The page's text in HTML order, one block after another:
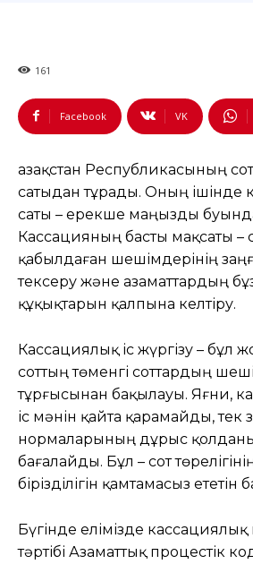
161
Facebook VK
Қазақстан Республикасының
сатыдан тұрады. Оның ішінде
саты – ерекше маңызды
Кассацияның басты мақсаты –
қабылдаған шешімдерінің
тексеру және азаматтардың
құқықтарын қалпына келтіру.
Кассациялық іс жүргізу – бұл
соттың төменгі соттардың
тұрғысынан бақылауы. Яғни,
іс мәнін қайта қарамайды, тек
нормаларының дұрыс
бағалайды. Бұл – сот
бірізділігін қамтамасыз ететін
Бүгінде елімізде
тәртібі Азаматтық процестік